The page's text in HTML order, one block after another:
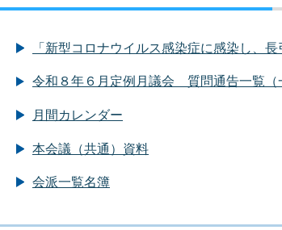
「新型コロナウイルス感染症に感染し、長
令和８年６月定例月議会 質問通告一覧（
月間カレンダー
本会議（共通）資料
会派一覧名簿